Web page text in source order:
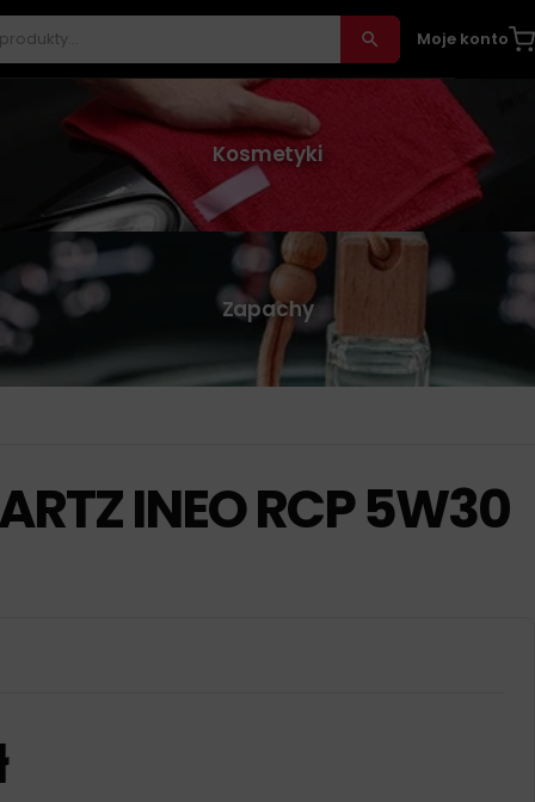
Moje konto
Kosmetyki
Zapachy
INEO RCP 5W30